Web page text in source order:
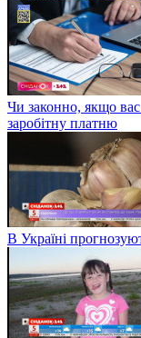
Чи законно, якщо
заробітну платню
В Україні